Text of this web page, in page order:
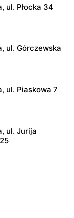
ul. Płocka 34
ul. Górczewska
ul. Piaskowa 7
ul. Jurija
ul. Elbląska 37
ul.
48